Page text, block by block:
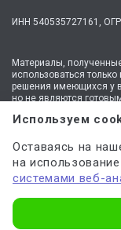
ИНН 540535727161,
Материалы,
использоваться
решения имеющихся у
но не являются
* №1 на рынке
стационарных офисов-
вся Россия.
Мы используем файлы
для персонализации
настройки браузера.
Используем
Оставаясь на
на
системами веб-